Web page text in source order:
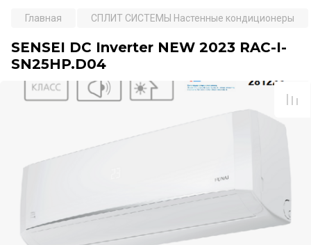
Главная СПЛИТ СИСТЕМЫ Настенные кондиционеры
SENSEI DC Inverter NEW 2023 RAC-I-
SN25HP.D04